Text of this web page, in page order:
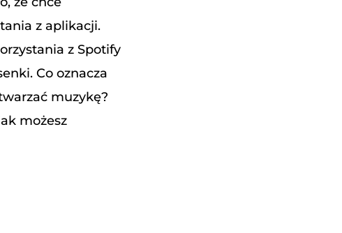
z aplikacji.
z Spotify
Co oznacza
muzykę?
możesz